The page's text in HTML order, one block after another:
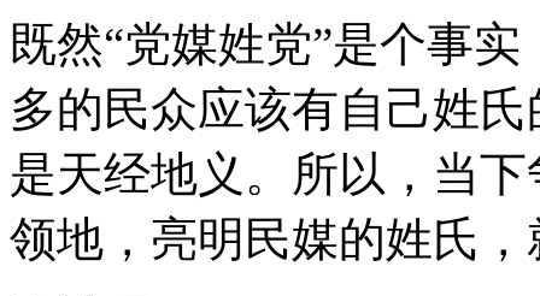
既然“党媒姓党”是个事
多的民众应该有自己姓
是天经地义。所以，当
领地，亮明民媒的姓氏